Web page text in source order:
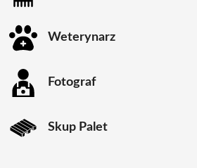
Weterynarz
Fotograf
Skup Palet